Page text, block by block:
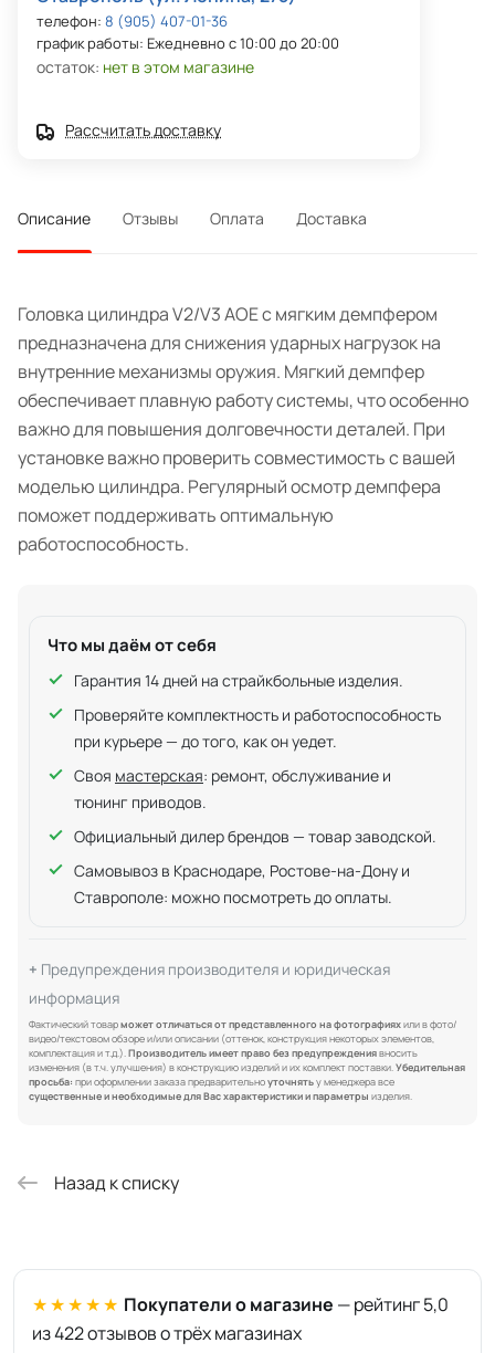
телефон: 8 (905) 407-01-36
график работы: Ежедневно с 10:00 до 20:00
остаток: нет в этом магазине
Рассчитать доставку
Описание Отзывы Оплата Доставка
Головка цилиндра V2/V3 AOE с мягким демпфером
предназначена для снижения ударных нагрузок на
внутренние механизмы оружия. Мягкий демпфер
обеспечивает плавную работу системы, что особенно
важно для повышения долговечности деталей. При
установке важно проверить совместимость с вашей
моделью цилиндра. Регулярный осмотр демпфера
поможет поддерживать оптимальную
работоспособность.
Что мы даём от себя
Гарантия 14 дней на страйкбольные изделия.
Проверяйте комплектность и работоспособность
при курьере — до того, как он уедет.
Своя мастерская: ремонт, обслуживание и
тюнинг приводов.
Официальный дилер брендов — товар заводской.
Самовывоз в Краснодаре, Ростове-на-Дону и
Ставрополе: можно посмотреть до оплаты.
Предупреждения производителя и юридическая
информация
Фактический товарможет отличаться от представленного на фотографияхили в фото/
видео/текстовом обзоре и/или описании (оттенок, конструкция некоторых элементов,
комплектация и т.д.).Производитель имеет право без предупреждениявносить
изменения (в т.ч. улучшения) в конструкцию изделий и их комплект поставки.Убедительная
просьба: при оформлении заказа предварительноуточнятьу менеджера все
существенные и необходимые для Вас характеристики и параметры изделия.
Назад к списку
★★★★★ Покупатели о магазине — рейтинг 5,0
из 422 отзывов о трёх магазинах